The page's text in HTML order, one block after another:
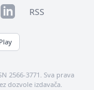
LinkedInRSS
2566-3771. Sva prava
dozvole izdavača.